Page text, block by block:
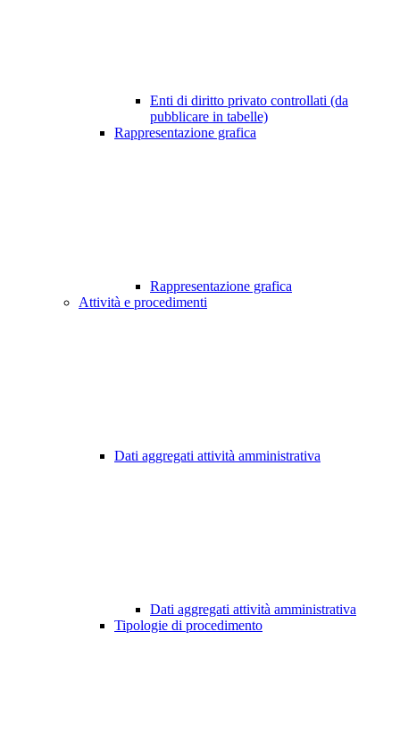
Enti di diritto privato controllati (da
pubblicare in tabelle)
Rappresentazione grafica
Rappresentazione grafica
Attività e procedimenti
Dati aggregati attività amministrativa
Dati aggregati attività amministrativa
Tipologie di procedimento